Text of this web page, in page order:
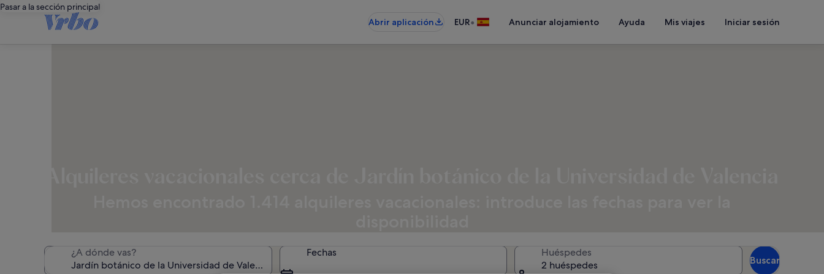
Pasar a la sección principal
Abrir aplicación
EUR• Anunciar alojamiento Ayuda Mis viajes Iniciar sesión
¿A dónde vas? Fechas
Huéspedes
2 huéspedes
Buscar